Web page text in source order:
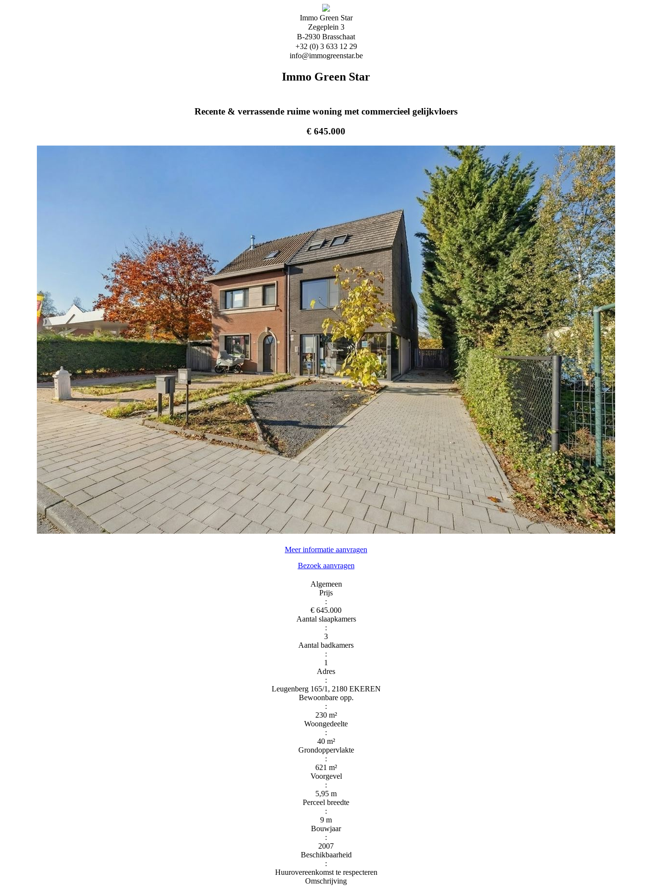
Immo Green Star
Zegeplein 3
B-2930 Brasschaat
+32 (0) 3 633 12 29
info@immogreenstar.be
Immo Green Star
Recente & verrassende ruime woning met commercieel gelijkvloers
€ 645.000
Meer informatie aanvragen
Bezoek aanvragen
Algemeen
Prijs
:
€ 645.000
Aantal slaapkamers
:
3
Aantal badkamers
:
1
Adres
:
Leugenberg 165/1, 2180 EKEREN
Bewoonbare opp.
:
230 m²
Woongedeelte
:
40 m²
Grondoppervlakte
:
621 m²
Voorgevel
:
5,95 m
Perceel breedte
:
9 m
Bouwjaar
:
2007
Beschikbaarheid
:
Huurovereenkomst te respecteren
Omschrijving